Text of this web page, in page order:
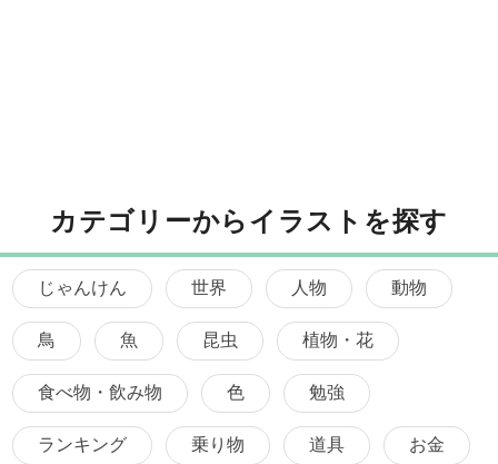
カテゴリーからイラストを探す
じゃんけん 世界 人物 動物
鳥 魚 昆虫 植物・花
食べ物・飲み物 色 勉強
ランキング 乗り物 道具 お金